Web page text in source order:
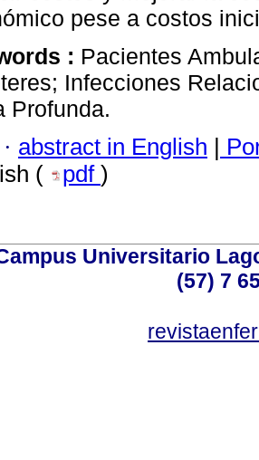
pese a costos
: Pacientes
Infecciones
Profunda.
· abstract in English
(
pdf )
Universitario
(57) 7